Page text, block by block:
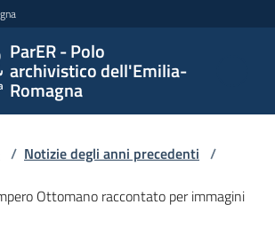
ParER - Polo
archivistico dell'Emilia-
Romagna
-
/ Notizie degli anni precedenti /
Ottomano raccontato per immagini